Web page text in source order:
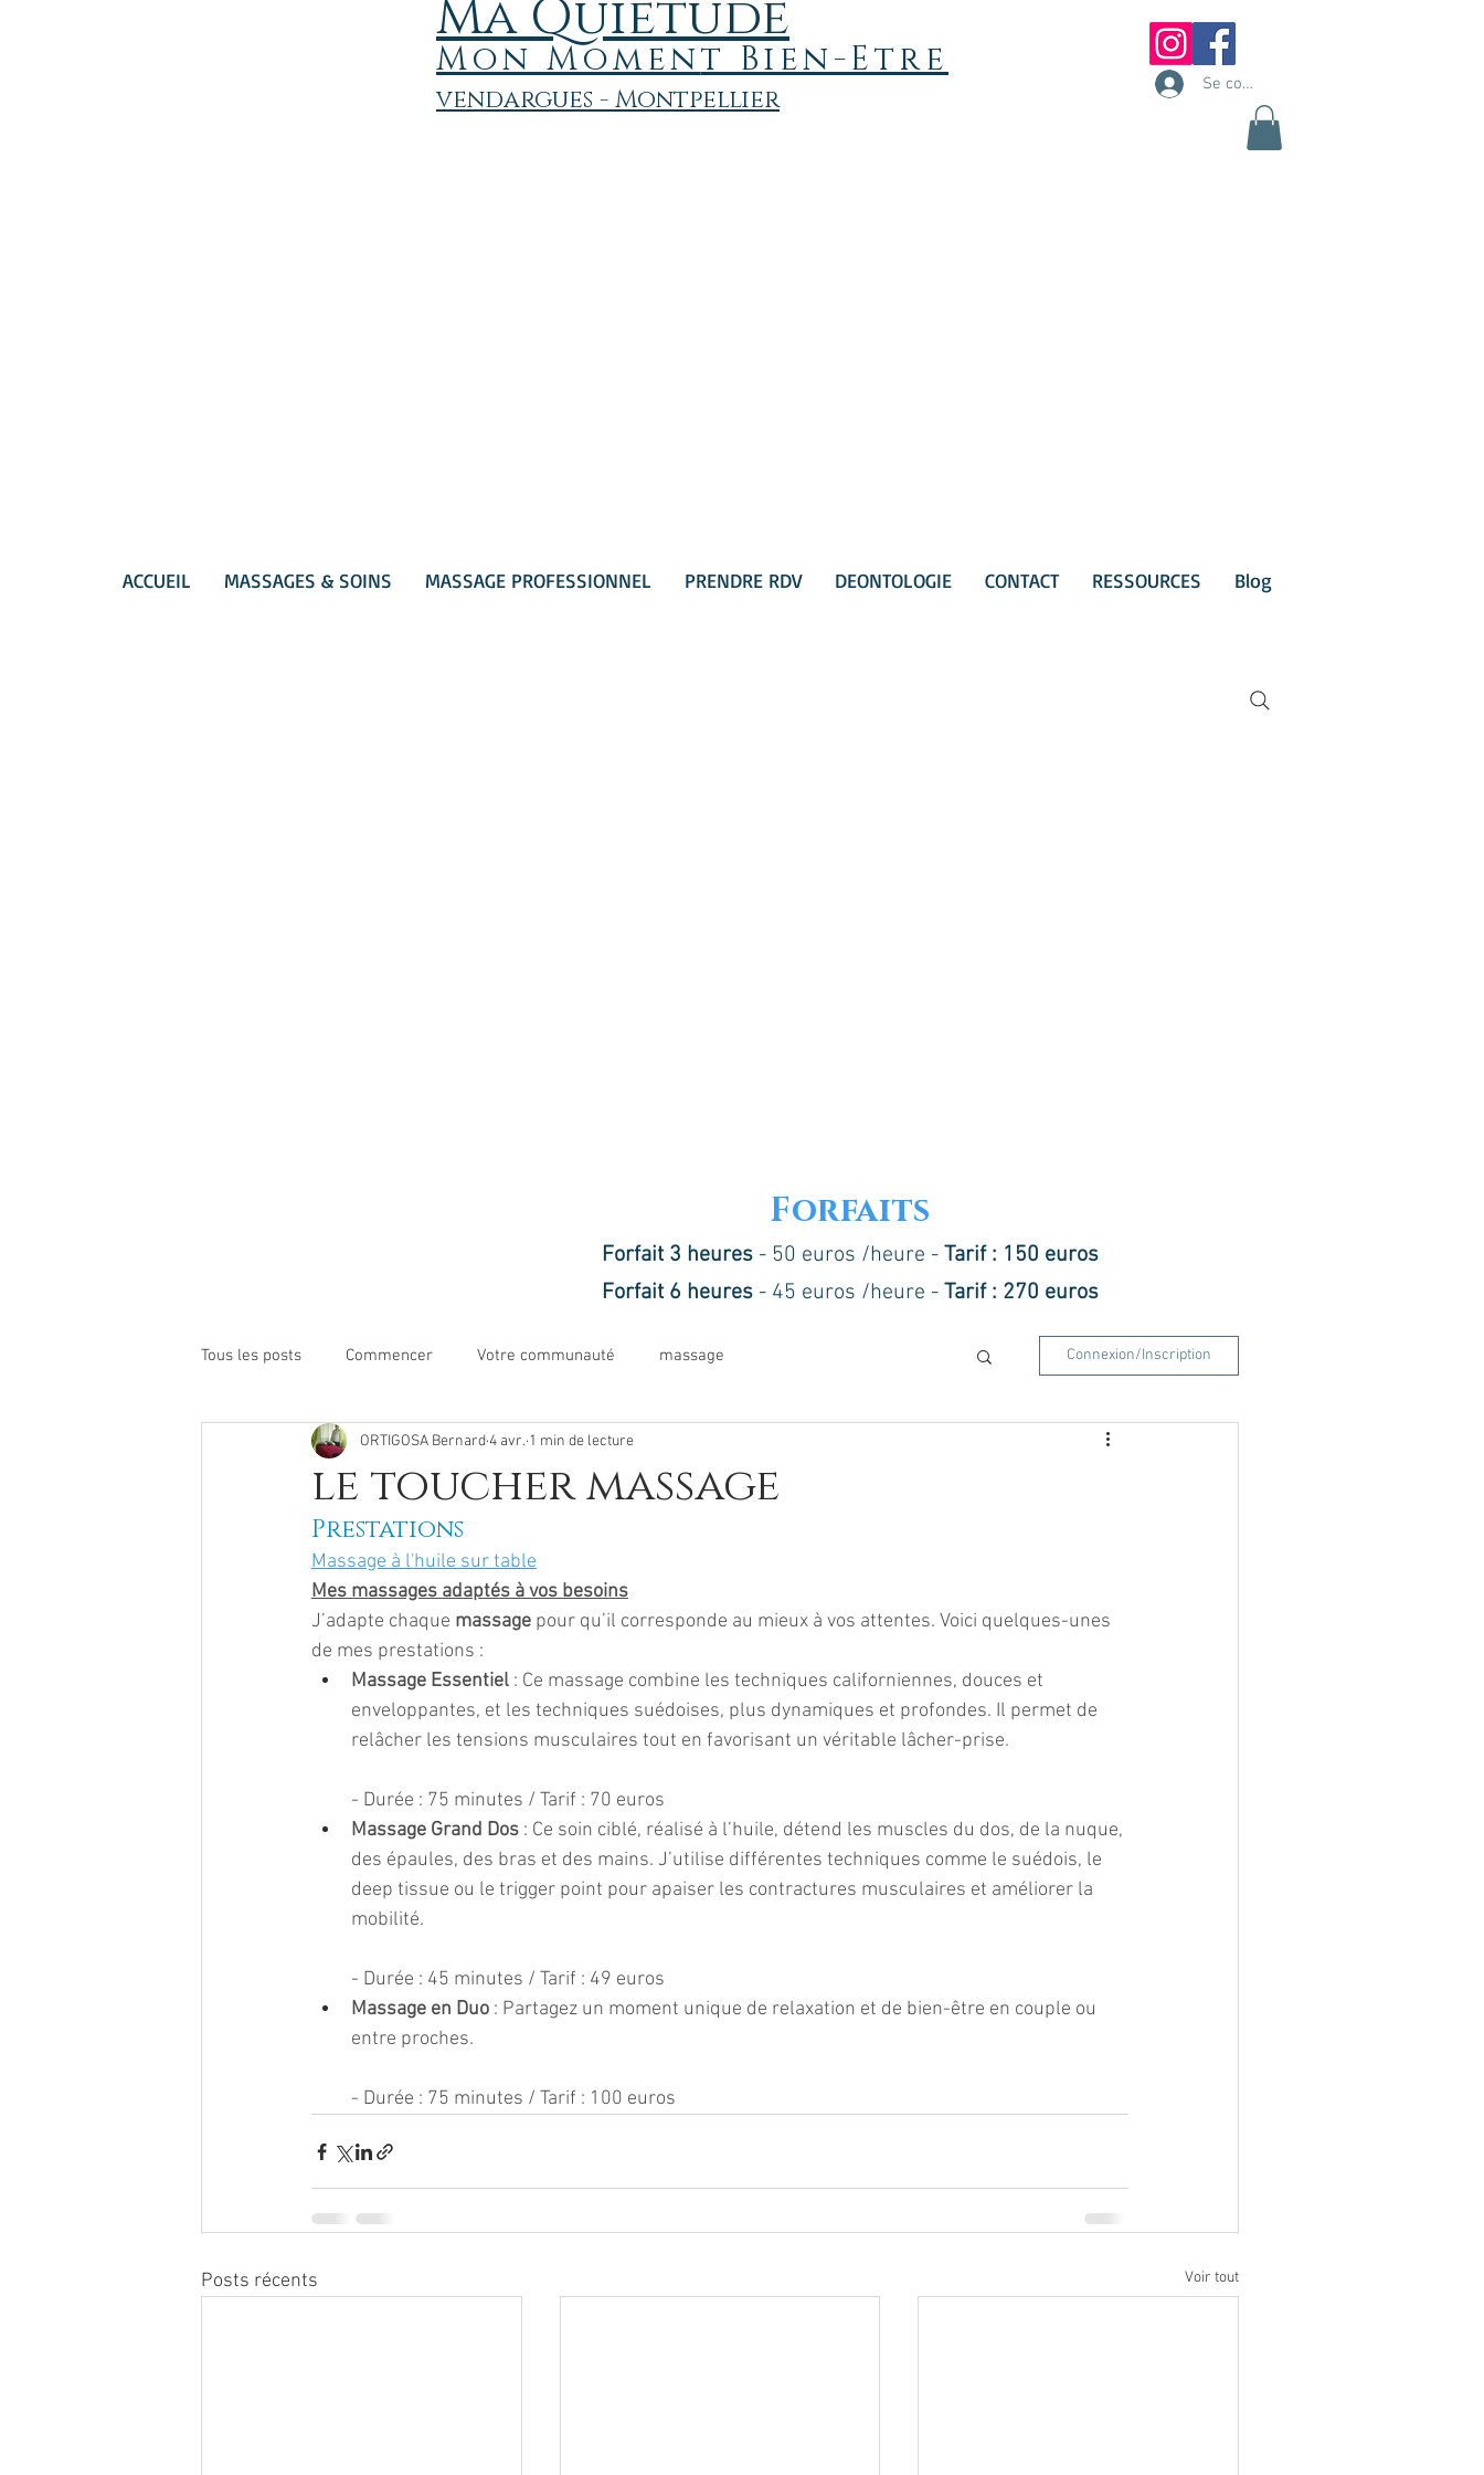
Ma Quiétude
MonMoment Bien-Etre
vendargues - Montpellier
Se connecter
ACCUEIL MASSAGES & SOINS MASSAGE PROFESSIONNEL PRENDRE RDV DEONTOLOGIE CONTACT RESSOURCES Blog
Forfaits
Forfait 3 heures - 50 euros /heure - Tarif : 150 euros
Forfait 6 heures - 45 euros /heure - Tarif : 270 euros
Tous les posts Commencer Votre communauté massage
https://www.alternativebo
Connexion/Inscription
le toucher massage
ORTIGOSA Bernard4 avr. 1 min de lecture
Prestations
Massage à l'huile sur table
Mes massages adaptés à vos besoins
J’adapte chaque massage pour qu’il corresponde au mieux à vos attentes. Voici quelques-unes
de mes prestations :
Massage Essentiel : Ce massage combine les techniques californiennes, douces et
enveloppantes, et les techniques suédoises, plus dynamiques et profondes. Il permet de
relâcher les tensions musculaires tout en favorisant un véritable lâcher-prise.
- Durée : 75 minutes / Tarif : 70 euros
Massage Grand Dos : Ce soin ciblé, réalisé à l’huile, détend les muscles du dos, de la nuque,
des épaules, des bras et des mains. J’utilise différentes techniques comme le suédois, le
deep tissue ou le trigger point pour apaiser les contractures musculaires et améliorer la
mobilité.
- Durée : 45 minutes / Tarif : 49 euros
Massage en Duo : Partagez un moment unique de relaxation et de bien-être en couple ou
entre proches.
- Durée : 75 minutes / Tarif : 100 euros
Posts récents Voir tout